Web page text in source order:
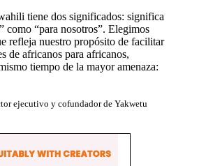
tiene dos significados: significa
como “para nosotros”. Elegimos
refleja nuestro propósito de facilitar
de africanos para africanos,
tiempo de la mayor amenaza:
ejecutivo y cofundador de Yakwetu